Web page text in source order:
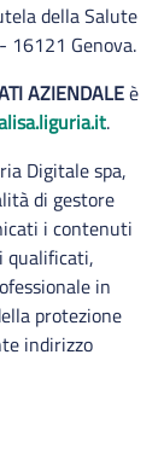
della Salute
16121 Genova.
AZIENDALEè
.
Digitale spa,
di gestore
i contenuti
qualificati,
in
protezione
indirizzo